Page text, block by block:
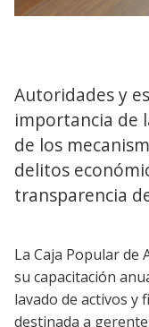
Autoridades y
importancia de
de los
delitos
transparencia
La Caja Popular de
su capacitación
lavado de activos y
destinada a